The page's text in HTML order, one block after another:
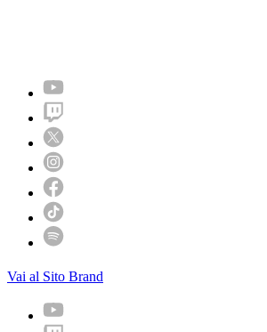
Vai al Sito Brand